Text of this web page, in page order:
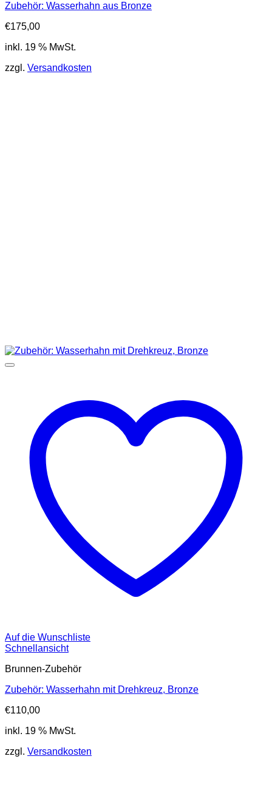
Zubehör: Wasserhahn aus Bronze
€175,00
inkl. 19 % MwSt.
zzgl. Versandkosten
Auf die Wunschliste
Schnellansicht
Brunnen-Zubehör
Zubehör: Wasserhahn mit Drehkreuz, Bronze
€110,00
inkl. 19 % MwSt.
zzgl. Versandkosten